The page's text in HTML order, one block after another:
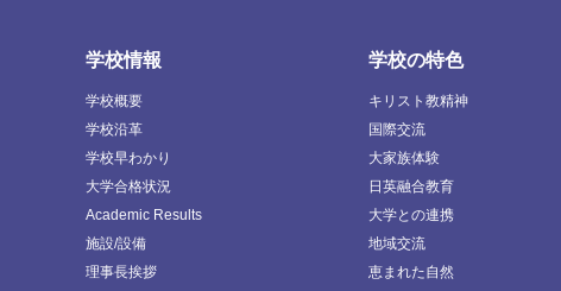
学校情報
学校概要
学校沿革
学校早わかり
大学合格状況
Academic Results
施設/設備
理事長挨拶
学校の特色
キリスト教精神
国際交流
大家族体験
日英融合教育
大学との連携
地域交流
恵まれた自然